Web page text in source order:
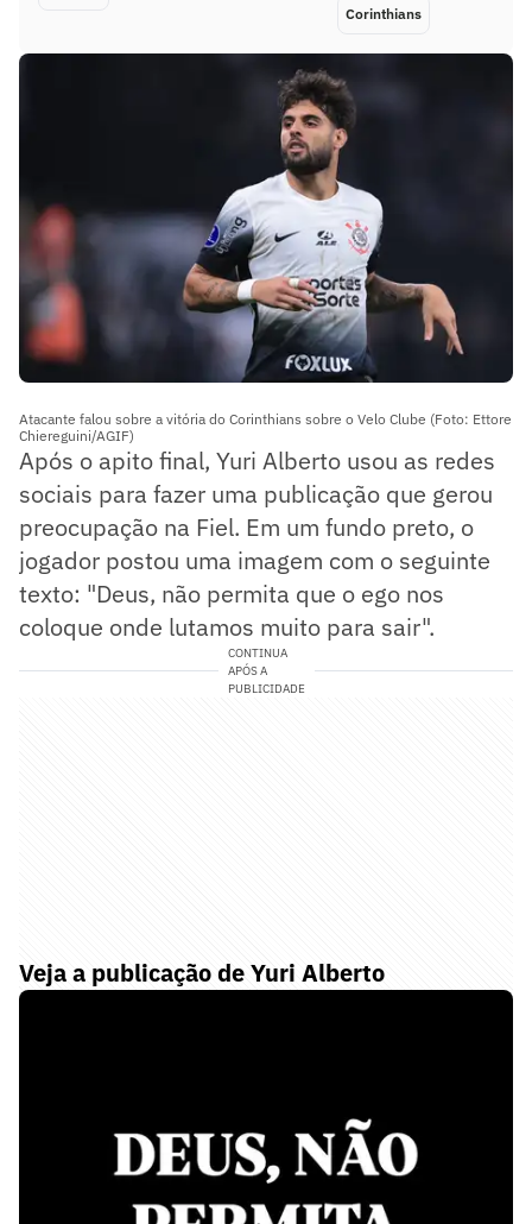
Corinthians
Atacante falou sobre a vitória do Corinthians sobre o Velo Clube (Foto: Ettore
Chiereguini/AGIF)
Após o apito final, Yuri Alberto usou as redes
sociais para fazer uma publicação que gerou
preocupação na Fiel. Em um fundo preto, o
jogador postou uma imagem com o seguinte
texto: "Deus, não permita que o ego nos
coloque onde lutamos muito para sair".
CONTINUA
APÓS A
PUBLICIDADE
Veja a publicação de Yuri Alberto